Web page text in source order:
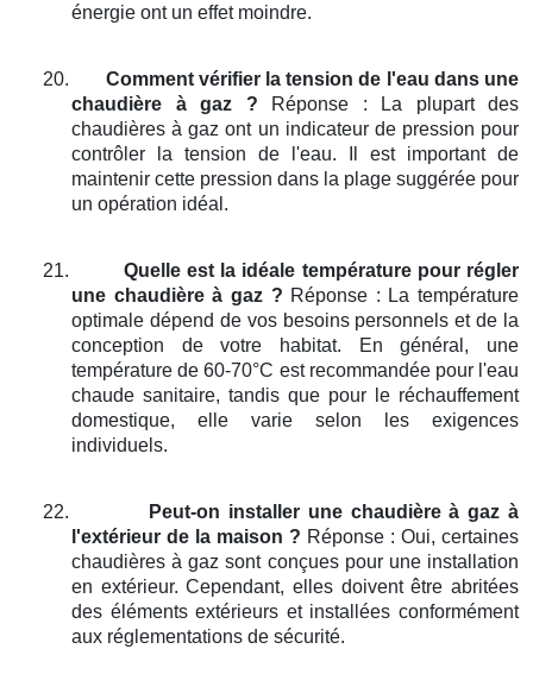
énergie ont un effet moindre.
20.
Comment vérifier la tension de l'eau dans une
chaudière à gaz ? Réponse : La plupart des
chaudières à gaz ont un indicateur de pression pour
contrôler la tension de l'eau. Il est important de
maintenir cette pression dans la plage suggérée pour
un opération idéal.
21.
Quelle est la idéale température pour régler
une chaudière à gaz ? Réponse : La température
optimale dépend de vos besoins personnels et de la
conception de votre habitat. En général, une
température de 60-70°C est recommandée pour l'eau
chaude sanitaire, tandis que pour le réchauffement
domestique, elle varie selon les exigences
individuels.
22.
Peut-on installer une chaudière à gaz à
l'extérieur de la maison ? Réponse : Oui, certaines
chaudières à gaz sont conçues pour une installation
en extérieur. Cependant, elles doivent être abritées
des éléments extérieurs et installées conformément
aux réglementations de sécurité.